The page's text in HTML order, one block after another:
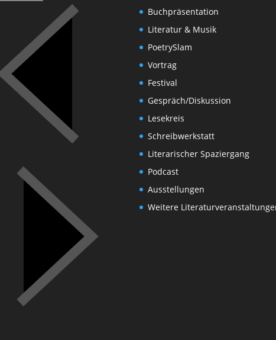
Buchpräsentation
Literatur & Musik
PoetrySlam
Vortrag
Festival
Gespräch/Diskussion
Lesekreis
Schreibwerkstatt
Literarischer Spaziergang
Podcast
Ausstellungen
Weitere